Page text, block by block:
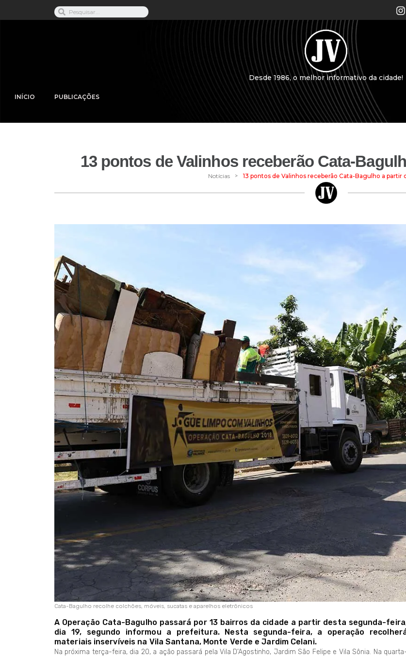
Desde 1986, o melhor informativo da cidade!
INÍCIO PUBLICAÇÕES
13 pontos de Valinhos receberão Cata-
Notícias > 13 pontos de Valinhos receberão Cata-Bagulho a partir
Cata-Bagulho recolhe colchões, móveis, sucatas e aparelhos eletrônicos
A Operação Cata-Bagulho passará por 13 bairros da cidade a partir desta segunda-
dia 19, segundo informou a prefeitura. Nesta segunda-feira, a operação
materiais inservíveis na Vila Santana, Monte Verde e Jardim Celani.
Na próxima terça-feira, dia 20, a ação passará pela Vila D’Agostinho, Jardim São Felipe e Vila Sônia. Na